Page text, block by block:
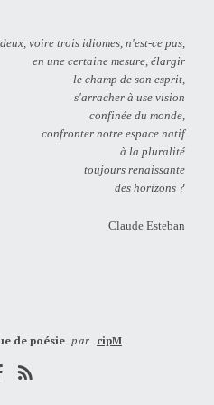
voire trois idiomes, n'est-ce pas,
en une certaine mesure, élargir
le champ de son esprit,
s'arracher à use vision
confinée du monde,
confronter notre espace natif
à la pluralité
toujours renaissante
des horizons ?
Claude Esteban
de poésie par cipM